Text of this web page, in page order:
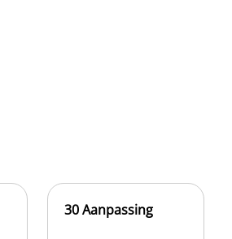
30 Aanpassing